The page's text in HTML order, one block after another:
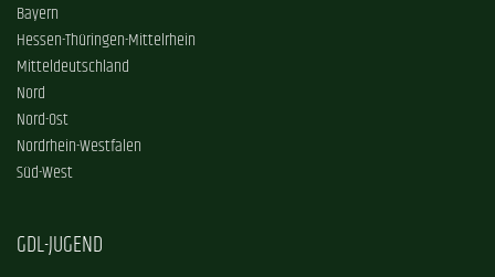
Bayern
Hessen-Thüringen-Mittelrhein
Mitteldeutschland
Nord
Nord-Ost
Nordrhein-Westfalen
Süd-West
GDL-JUGEND